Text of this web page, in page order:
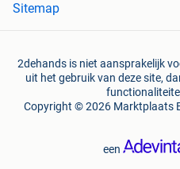
Sitemap
2dehands is niet aansprakelijk
uit het gebruik van deze site,
Copyright © 2026 Marktplaats
een